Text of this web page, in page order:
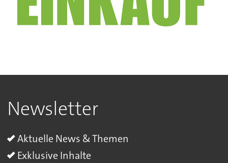
Newsletter
Aktuelle News & Themen
Exklusive Inhalte